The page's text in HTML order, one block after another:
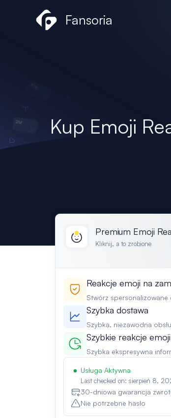
Fansoria
Kup Emoji
Premium Emoji
Kliknij, a to zrobione
Reakcje emoji na
Stwórz spersonalizowane
Szybka dostawa
Szybka, niezawodna
Szybkie reakcje emoji
Szybka ekspresywna
Usługa Aktywna
Last checked on: sierpień 8,
30-dniowa gwarancja
Nie potrzebne hasło